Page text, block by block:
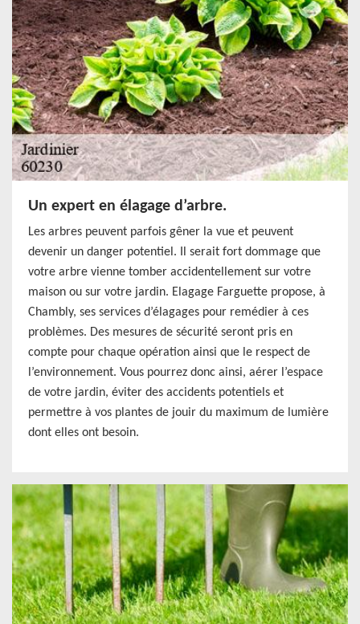
Un expert en élagage d’arbre.
Les arbres peuvent parfois gêner la vue et peuvent
devenir un danger potentiel. Il serait fort dommage que
votre arbre vienne tomber accidentellement sur votre
maison ou sur votre jardin. Elagage Farguette propose, à
Chambly, ses services d’élagages pour remédier à ces
problèmes. Des mesures de sécurité seront pris en
compte pour chaque opération ainsi que le respect de
l’environnement. Vous pourrez donc ainsi, aérer l’espace
de votre jardin, éviter des accidents potentiels et
permettre à vos plantes de jouir du maximum de lumière
dont elles ont besoin.